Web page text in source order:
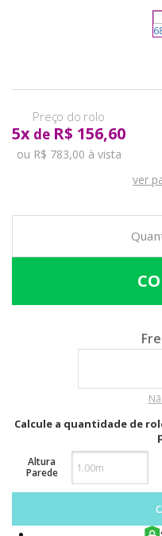
5x de R$ 156,60
ou R$ 783,00 à vista
ver
Calcular
Calcule a quantidade de
Altura
Parede